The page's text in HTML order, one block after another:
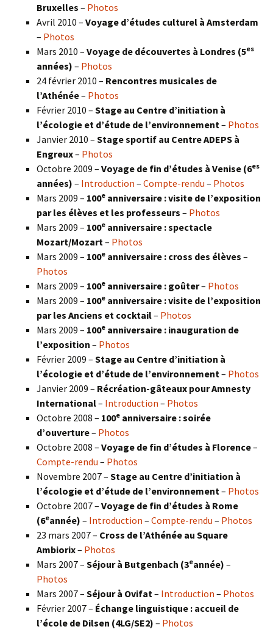
Bruxelles – Photos
Avril 2010 – Voyage d’études culturel à Amsterdam
– Photos
Mars 2010 – Voyage de découvertes à Londres (5es
années) – Photos
24 février 2010 – Rencontres musicales de
l’Athénée– Photos
Février 2010 – Stage au Centre d’initiation à
l’écologie et d’étude de l’environnement– Photos
Janvier 2010 – Stage sportif au Centre ADEPS à
Engreux– Photos
Octobre 2009 – Voyage de fin d’études à Venise (6es
années) – Introduction – Compte-rendu – Photos
Mars 2009 – 100e anniversaire : visite de l’exposition
par les élèves et les professeurs – Photos
Mars 2009 – 100e anniversaire : spectacle
Mozart/Mozart– Photos
Mars 2009 – 100e anniversaire : cross des élèves –
Photos
Mars 2009 – 100e anniversaire : goûter– Photos
Mars 2009 – 100e anniversaire : visite de l’exposition
par les Anciens et cocktail– Photos
Mars 2009 – 100e anniversaire : inauguration de
l’exposition – Photos
Février 2009 – Stage au Centre d’initiation à
l’écologie et d’étude de l’environnement– Photos
Janvier 2009 – Récréation-gâteaux pour Amnesty
International– Introduction – Photos
Octobre 2008 – 100e anniversaire : soirée
d’ouverture– Photos
Octobre 2008 – Voyage de fin d’études à Florence–
Compte-rendu – Photos
Novembre 2007 – Stage au Centre d’initiation à
l’écologie et d’étude de l’environnement– Photos
Octobre 2007 – Voyage de fin d’études à Rome
(6eannée) – Introduction – Compte-rendu – Photos
23 mars 2007 – Cross de l’Athénée au Square
Ambiorix– Photos
Mars 2007 – Séjour à Butgenbach (3eannée) –
Photos
Mars 2007 – Séjour à Ovifat– Introduction – Photos
Février 2007 – Échange linguistique : accueil de
l’école de Dilsen (4LG/SE2) – Photos